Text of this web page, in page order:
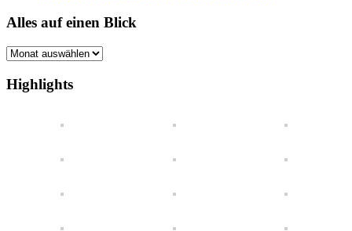
Alles auf einen Blick
Alles
einen
Blick
Highlights